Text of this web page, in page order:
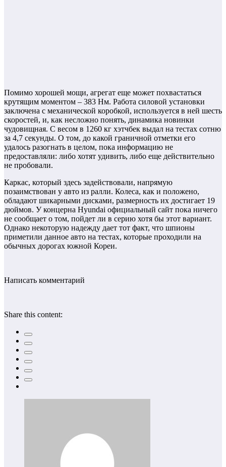
Помимо хорошей мощи, агрегат еще может похвастаться
крутящим моментом – 383 Нм. Работа силовой установки
заключена с механической коробкой, используется в ней шесть
скоростей, и, как несложно понять, динамика новинки
чудовищная. С весом в 1260 кг хэтчбек выдал на тестах сотню
за 4,7 секунды. О том, до какой граничной отметки его
удалось разогнать в целом, пока информацию не
предоставляли: либо хотят удивить, либо еще действительно
не пробовали.
Каркас, который здесь задействовали, напрямую
позаимствован у авто из ралли. Колеса, как и положено,
обладают шикарными дисками, размерность их достигает 19
дюймов. У концерна Hyundai официальный сайт пока ничего
не сообщает о том, пойдет ли в серию хотя бы этот вариант.
Однако некоторую надежду дает тот факт, что шпионы
приметили данное авто на тестах, которые проходили на
обычных дорогах южной Кореи.
Написать комментарий
Share this content: